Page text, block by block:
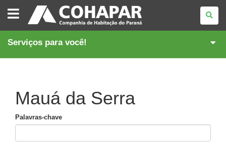
COMPANHIA
DE
HABITAÇÃO
DO
Serviços para você!
Mauá da Serra
Palavras-chave